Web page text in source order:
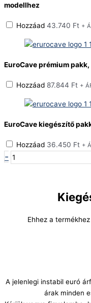
modellhez
Hozzáad 43.740 Ft +
EuroCave prémium
Hozzáad 87.844 Ft +
EuroCave kiegészítő
Hozzáad 36.450 Ft +
-
Ehhez a
A jelenlegi instabil euró
árak minden